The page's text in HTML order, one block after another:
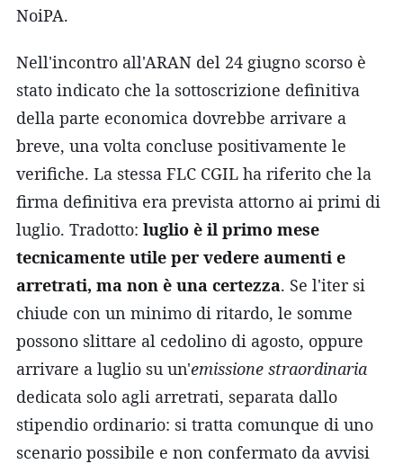
NoiPA.
Nell'incontro all'ARAN del 24 giugno scorso è
stato indicato che la sottoscrizione definitiva
della parte economica dovrebbe arrivare a
breve, una volta concluse positivamente le
verifiche. La stessa FLC CGIL ha riferito che la
firma definitiva era prevista attorno ai primi di
luglio. Tradotto: luglio è il primo mese
tecnicamente utile per vedere aumenti e
arretrati, ma non è una certezza. Se l'iter si
chiude con un minimo di ritardo, le somme
possono slittare al cedolino di agosto, oppure
arrivare a luglio su un'emissione straordinaria
dedicata solo agli arretrati, separata dallo
stipendio ordinario: si tratta comunque di uno
scenario possibile e non confermato da avvisi